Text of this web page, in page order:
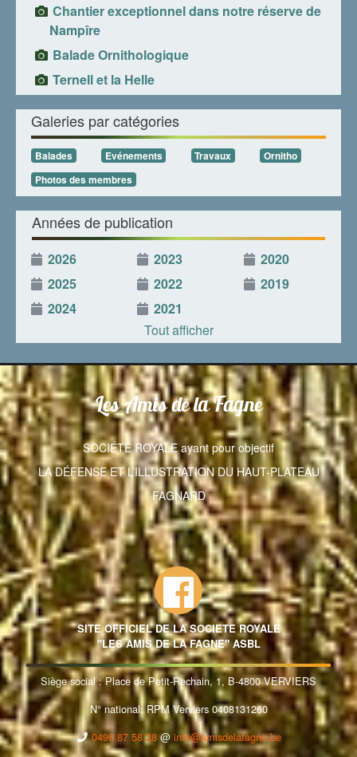
Chantier exceptionnel dans notre réserve de
Nampîre
Balade Ornithologique
Ternell et la Helle
Galeries par catégories
Balades Evénements Travaux
Ornitho
Photos des membres
Années de publication
2026
2025
2024
2023
2022
2021
2020
2019
Tout afficher
Les Amis de la Fagne
SOCIÉTÉ ROYALE ayant pour objectif
LA DÉFENSE ET L’ILLUSTRATION DU HAUT-PLATEAU
FAGNARD
SITE OFFICIEL DE LA SOCIETE ROYALE
"LES AMIS DE LA FAGNE" ASBL
Siège social : Place de Petit-Rechain, 1, B-4800 VERVIERS
N° national: RPM Verviers 0408131260
0496 87 58 28 @ info@amisdelafagne.be